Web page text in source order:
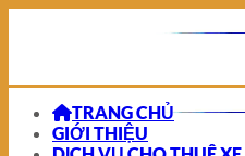
dung
TRANG CHỦ
GIỚI THIỆU